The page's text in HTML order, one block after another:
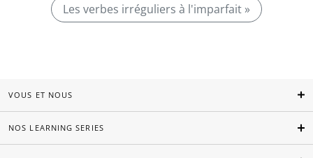
Les verbes irréguliers à l'imparfait »
VOUS ET NOUS
NOS LEARNING SERIES